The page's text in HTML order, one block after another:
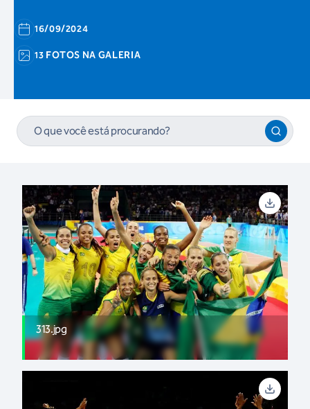
16/09/2024
13 FOTOS NA GALERIA
313.jpg